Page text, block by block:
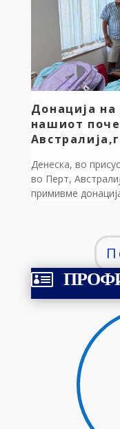
Донација
нашиот
Денеска, во
во Перт,
примивме
прибор за
животна
Капинков, наш
Цапари […]
